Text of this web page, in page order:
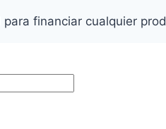
para financiar cualquier